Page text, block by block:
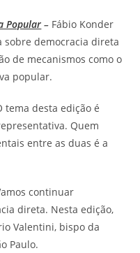
Popular – Fábio Konder
sobre democracia direta
de mecanismos como o
popular.
tema desta edição é
Quem
entre as duas é a
continuar
direta. Nesta edição,
Valentini, bispo da
Paulo.